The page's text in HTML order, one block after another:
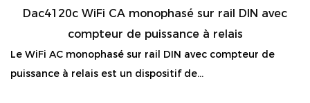
Dac4120c WiFi CA monophasé sur rail DIN avec
compteur de puissance à relais
Le WiFi AC monophasé sur rail DIN avec compteur de
puissance à relais est un dispositif de...